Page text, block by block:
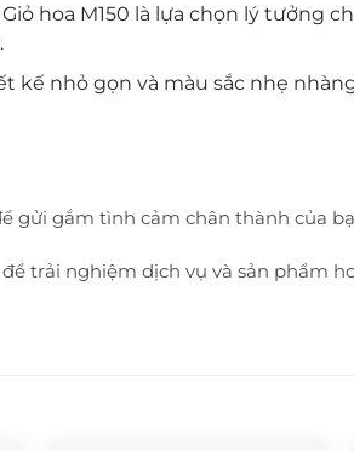
Giỏ hoa M150 là lựa chọn lý tưởng
kế nhỏ gọn và màu sắc nhẹ
gửi gắm tình cảm chân thành của
để trải nghiệm dịch vụ và sản phẩm